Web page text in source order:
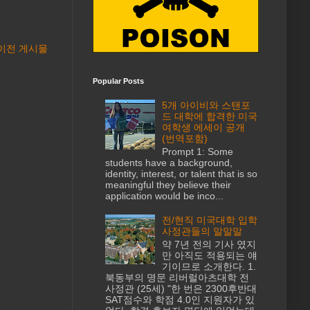
전 게시물
Popular Posts
5개 아이비와 스탠포
드 대학에 합격한 미국
여학생 에세이 공개
(번역포함)
Prompt 1: Some
students have a background,
identity, interest, or talent that is so
meaningful they believe their
application would be inco...
전/현직 미국대학 입학
사정관들의 말말말
약 7년 전의 기사 였지
만 아직도 적용되는 얘
기이므로 소개한다. 1.
북동부의 명문 리버럴아츠대학 전
사정관 (25세) "한 번은 2300후반대
SAT점수와 학점 4.0인 지원자가 있